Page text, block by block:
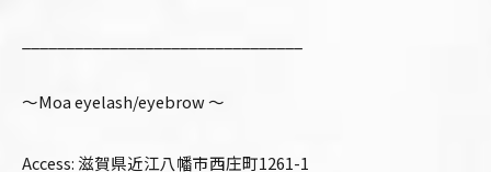
〜Moa eyelash/eyebrow 〜
Access: 滋賀県近江八幡市西庄町1261-1